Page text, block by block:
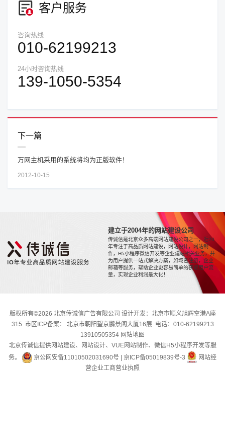
客户服务
咨询热线
010-62199213
24小时咨询热线
139-1050-5354
下一篇
万网主机采用的系统将均为正版软件！
2012-10-15
建立于2004年的网站建设公司
传诚信是北京众多高端网站建设公司之一，近20
年专注于高品质网站建设，网站设计，网站制
作，H5小程序微信开发等企业建站相关业务，并
为用户提供一站式解决方案，如域名注册，企业
邮箱等服务，帮助企业更容易简单的获取用户流
量，实现企业利润最大化！
版权所有©2026 北京传诚信广告有限公司 设计开发：北京市顺义旭辉空港A座
315 市区ICP备案： 北京市朝阳望京鹏景阁大厦16层 电话：010-62199213
13910505354 网站地图
北京传诚信提供网站建设、网站设计、VUE网站制作、微信H5小程序开发等服
务。
京公网安备11010502031690号 | 京ICP备05019839号-3
网站经
营企业工商营业执照